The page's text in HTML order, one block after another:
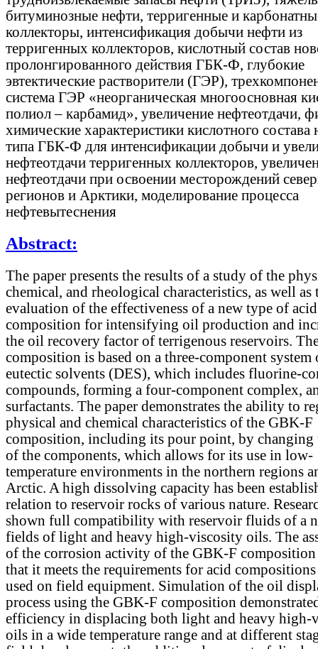
битуминозные нефти, терригенные и
коллекторы, интенсификация добычи нефти из
терригенных коллекторов, кислотный состав
пролонгированного действия ГБК-Ф, глубокие
эвтектические растворители (ГЭР),
система ГЭР «неорганическая многоосновная
полиол – карбамид», увеличение нефтеотдачи,
химические характеристики кислотного состава
типа ГБК-Ф для интенсификации добычи и
нефтеотдачи терригенных коллекторов,
нефтеотдачи при освоении месторождений
регионов и Арктики, моделирование процесса
нефтевытеснения
Abstract:
The paper presents the results of a study of the
chemical, and rheological characteristics, as well as
evaluation of the effectiveness of a new type of acid
composition for intensifying oil production and
the oil recovery factor of terrigenous reservoirs.
composition is based on a three-component system
eutectic solvents (DES), which includes fluorine-
compounds, forming a four-component complex,
surfactants. The paper demonstrates the ability to
physical and chemical characteristics of the GBK-F
composition, including its pour point, by changing
of the components, which allows for its use in low-
temperature environments in the northern regions
Arctic. A high dissolving capacity has been
relation to reservoir rocks of various nature.
shown full compatibility with reservoir fluids of a
fields of light and heavy high-viscosity oils. The
of the corrosion activity of the GBK-F composition
that it meets the requirements for acid
used on field equipment. Simulation of the oil
process using the GBK-F composition
efficiency in displacing both light and heavy high-
oils in a wide temperature range and at different